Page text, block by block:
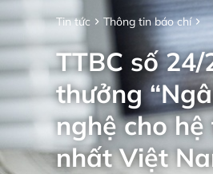
Tin tức Thông tin báo chí
TTBC số
thưởng
nghệ cho
nhất Việt